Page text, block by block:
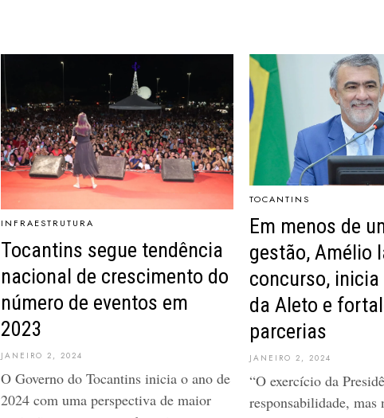
INFRAESTRUTURA
Tocantins segue tendência
nacional de crescimento do
número de eventos em
2023
JANEIRO 2, 2024
O Governo do Tocantins inicia o ano de
2024 com uma perspectiva de maior
TOCANTINS
Em menos de
gestão, Amélio
concurso,
da Aleto e
parcerias
JANEIRO 2, 2024
“O exercício da
responsabilidade, mas